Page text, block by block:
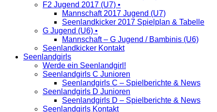
F2 Jugend 2017 (U7) •
Mannschaft 2017 Jugend (U7)
Seenlandkicker 2017 Spielplan & Tabelle
G Jugend (U6) •
Mannschaft – G Jugend / Bambinis (U6)
Seenlandkicker Kontakt
Seenlandgirls
Werde ein Seenlandgirl!
Seenlandgirls C Junioren
Seenlandgirls C – Spielberichte & News
Seenlandgirls D Junioren
Seenlandgirls D – Spielberichte & News
Seenlandgirls Kontakt